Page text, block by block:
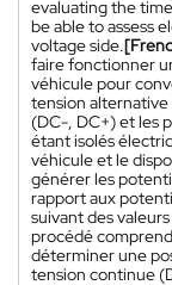
evaluating the
be able to assess
voltage side.
faire fonctionner
véhicule pour
tension
(DC-, DC+) et les
étant isolés
véhicule et le
générer les
rapport aux
suivant des
procédé
déterminer une
tension continue